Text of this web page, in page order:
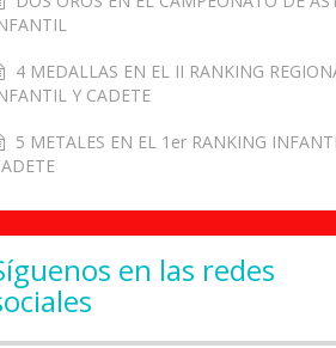
4 MEDALLAS EN EL II RANKING
Y CADETE
5 METALES EN EL 1er RANKING
en las redes